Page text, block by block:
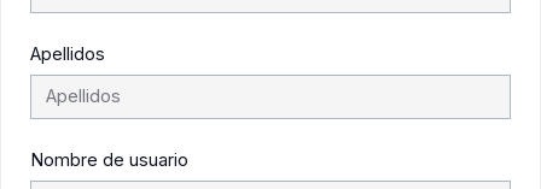
Apellidos
Nombre de usuario